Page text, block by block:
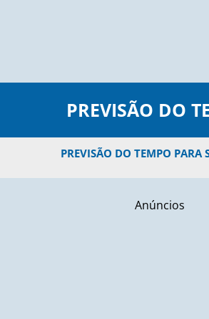
PREVISÃO DO
PREVISÃO DO TEMPO PARA
Anúncios